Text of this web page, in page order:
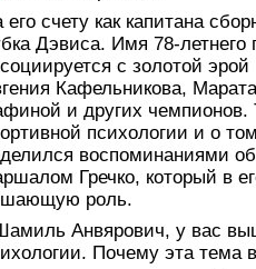
его счету как капитана
Дэвиса. Имя 78-летнего
с золотой
Кафельникова,
и других чемпионов.
психологии и о
воспоминаниями
Гречко, который в
роль.
Анвярович, у вас
Почему эта тема